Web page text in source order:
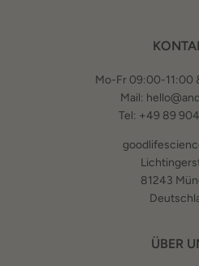
Mo-Fr 09:00-11:00
Mail:
Tel: +49 89
81243
ÜBER